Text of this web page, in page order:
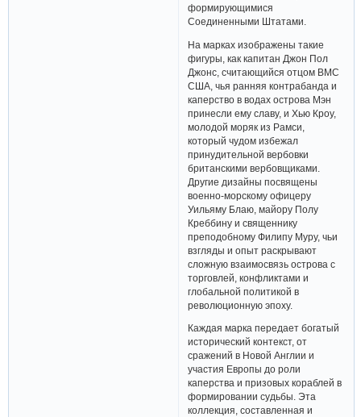
формирующимися
Соединенными Штатами.
На марках изображены такие
фигуры, как капитан Джон Пол
Джонс, считающийся отцом ВМС
США, чья ранняя контрабанда и
каперство в водах острова Мэн
принесли ему славу, и Хью Кроу,
молодой моряк из Рамси,
который чудом избежал
принудительной вербовки
британскими вербовщиками.
Другие дизайны посвящены
военно-морскому офицеру
Уильяму Блаю, майору Полу
Креббину и священнику
преподобному Филипу Муру, чьи
взгляды и опыт раскрывают
сложную взаимосвязь острова с
торговлей, конфликтами и
глобальной политикой в ​​
революционную эпоху.
Каждая марка передает богатый
исторический контекст, от
сражений в Новой Англии и
участия Европы до роли
каперства и призовых кораблей в
формировании судьбы. Эта
коллекция, составленная и